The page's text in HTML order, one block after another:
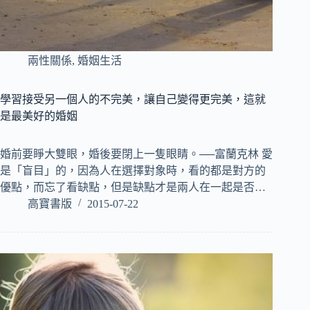
兩性關係, 婚姻生活
學習接受另一個人的不完美，讓自己變得更完美，這就
是最美好的婚姻
婚前要睜大雙眼，婚後要閉上一隻眼睛。──富蘭克林 愛
是「盲目」的，因為人在選擇對象時，看的都是對方的
優點，而忘了看缺點，但是缺點才是兩人在一起是否…
高寶書版
2015-07-22